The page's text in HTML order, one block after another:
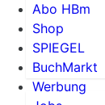
Abo HBm
Shop
SPIEGEL
BuchMarkt
Werbung